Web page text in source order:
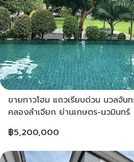
ขายทาวโฮม แถวเรียบด่วน นวลจั
คลองลำเจียก ย่านเกษตร-นวมินทร์
฿5,200,000